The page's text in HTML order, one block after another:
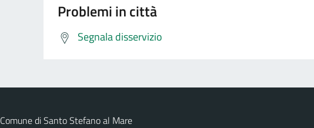
Problemi in città
Segnala disservizio
Comune di Santo Stefano al Mare